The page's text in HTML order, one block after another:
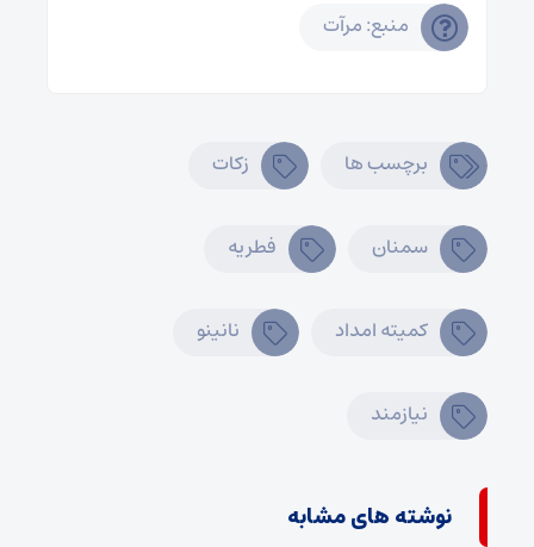
منبع: مرآت
برچسب ها زکات
سمنان فطریه
کمیته امداد نانینو
نیازمند
نوشته های مشابه